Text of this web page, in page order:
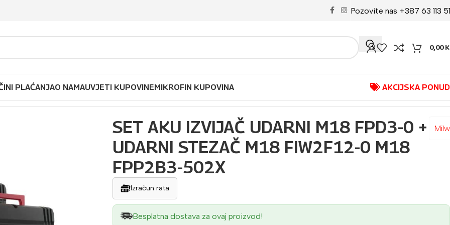
Pozovite nas +387 63 113
0,00
PLAĆANJAO NAMAUVJETI KUPOVINEMIKROFIN KUPOVINA AKCIJSKA
SET AKU IZVIJAČ UDARNI M18 FPD3-0 +
UDARNI STEZAČ M18 FIW2F12-0 M18
FPP2B3-502X
Izračun rata
Besplatna dostava za ovaj proizvod!